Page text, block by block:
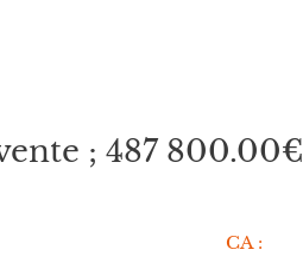
; 487 800.00€
CA :